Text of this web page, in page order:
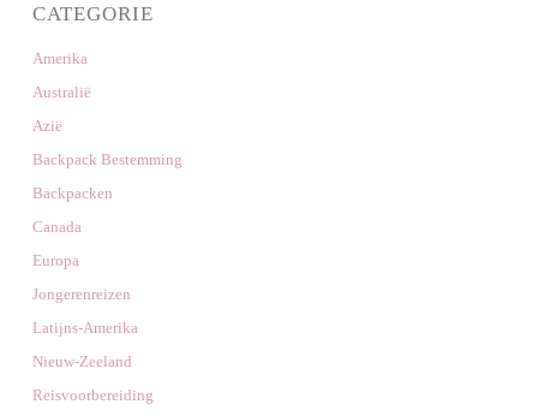
CATEGORIE
Amerika
Australië
Azië
Backpack Bestemming
Backpacken
Canada
Europa
Jongerenreizen
Latijns-Amerika
Nieuw-Zeeland
Reisvoorbereiding